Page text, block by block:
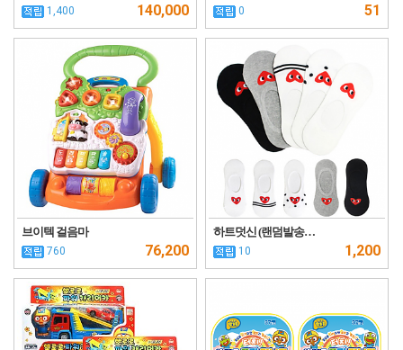
1,400 140,000 0 51
브이텍 걸음마
760 76,200
하트덧신 (랜덤발송…
10 1,200